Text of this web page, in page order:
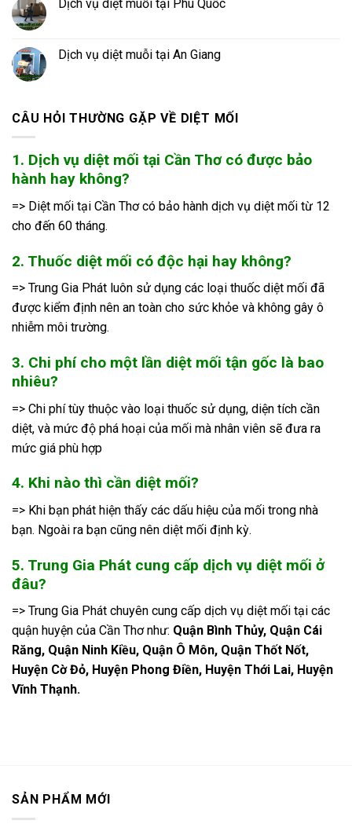
Dịch vụ diệt muỗi tại Phú Quốc
Dịch vụ diệt muỗi tại An Giang
CÂU HỎI THƯỜNG GẶP VỀ DIỆT MỐI
1. Dịch vụ diệt mối tại Cần Thơ có được bảo
hành hay không?
=> Diệt mối tại Cần Thơ có bảo hành dịch vụ diệt mối từ 12
cho đến 60 tháng.
2. Thuốc diệt mối có độc hại hay không?
=> Trung Gia Phát luôn sử dụng các loại thuốc diệt mối đã
được kiểm định nên an toàn cho sức khỏe và không gây ô
nhiễm môi trường.
3. Chi phí cho một lần diệt mối tận gốc là bao
nhiêu?
=> Chi phí tùy thuộc vào loại thuốc sử dụng, diện tích cần
diệt, và mức độ phá hoại của mối mà nhân viên sẽ đưa ra
mức giá phù hợp
4. Khi nào thì cần diệt mối?
=> Khi bạn phát hiện thấy các dấu hiệu của mối trong nhà
bạn. Ngoài ra bạn cũng nên diệt mối định kỳ.
5. Trung Gia Phát cung cấp dịch vụ diệt mối ở
đâu?
=> Trung Gia Phát chuyên cung cấp dịch vụ diệt mối tại các
quận huyện của Cần Thơ như: Quận Bình Thủy, Quận Cái
Răng, Quận Ninh Kiều, Quận Ô Môn, Quận Thốt Nốt,
Huyện Cờ Đỏ, Huyện Phong Điền, Huyện Thới Lai, Huyện
Vĩnh Thạnh.
SẢN PHẨM MỚI